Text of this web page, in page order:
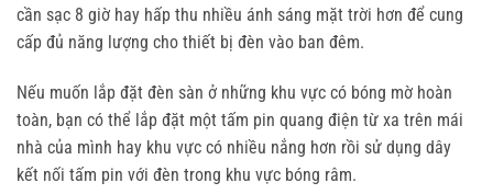
cần sạc 8 giờ hay hấp thu nhiều ánh sáng mặt trời hơn để cung
cấp đủ năng lượng cho thiết bị đèn vào ban đêm.
Nếu muốn lắp đặt đèn sàn ở những khu vực có bóng mờ hoàn
toàn, bạn có thể lắp đặt một tấm pin quang điện từ xa trên mái
nhà của mình hay khu vực có nhiều nắng hơn rồi sử dụng dây
kết nối tấm pin với đèn trong khu vực bóng râm.